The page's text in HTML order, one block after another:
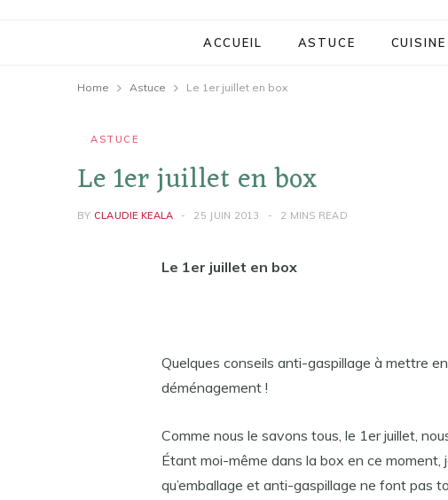
ACCUEIL ASTUCE CUISINE
Home Astuce Le 1er juillet en box
ASTUCE
Le 1er juillet en box
BY CLAUDIE KEALA 25 JUIN 2013 2 MINS READ
Le 1er juillet en box
Quelques conseils anti-gaspillage à mettre
déménagement !
Comme nous le savons tous, le 1er juillet,
Étant moi-même dans la box en ce moment,
qu’emballage et anti-gaspillage ne font pas